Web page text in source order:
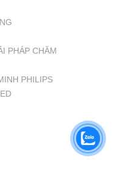
PHÁP CHĂM
PHILIPS